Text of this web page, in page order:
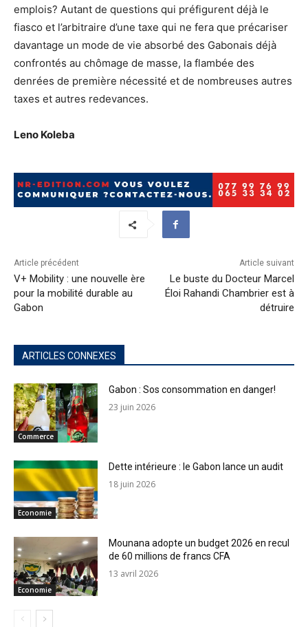
emplois? Autant de questions qui préfigurent déjà le
fiasco et l’arbitraire d’une taxe qui ne fera que précariser
davantage un mode de vie absorbé des Gabonais déjà
confrontés au chômage de masse, la flambée des
denrées de première nécessité et de nombreuses autres
taxes et autres redevances.
Leno Koleba
Article précédent
V+ Mobility : une nouvelle ère
pour la mobilité durable au
Gabon
Article suivant
Le buste du Docteur Marcel
Éloi Rahandi Chambrier est à
détruire
ARTICLES CONNEXES
Commerce
Gabon : Sos consommation en danger!
23 juin 2026
Economie
Dette intérieure : le Gabon lance un audit
18 juin 2026
Economie
Mounana adopte un budget 2026 en recul
de 60 millions de francs CFA
13 avril 2026